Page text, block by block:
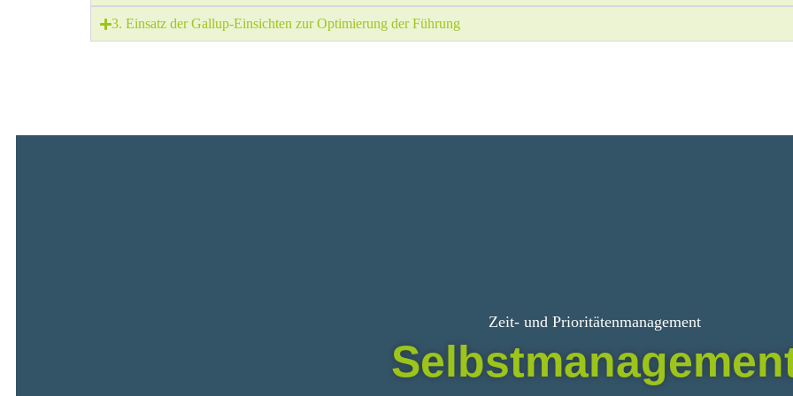
3. Einsatz der Gallup-Einsichten zur Optimierung der Führung
Zeit- und Prioritäten­management